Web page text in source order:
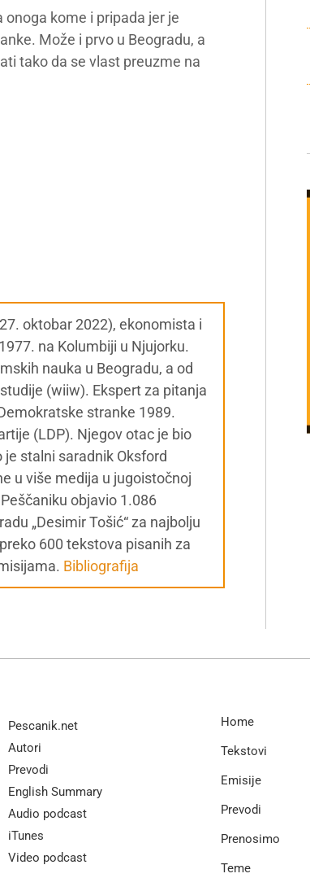
kome i pripada jer je
Može i prvo u Beogradu, a
tako da se vlast preuzme na
oktobar 2022), ekonomista i
na Kolumbiji u Njujorku.
nauka u Beogradu, a od
(wiiw). Ekspert za pitanja
stranke 1989.
(LDP). Njegov otac je bio
je stalni saradnik Oksford
u više medija u jugoistočnoj
objavio 1.086
„Desimir Tošić“ za najbolju
600 tekstova pisanih za
Bibliografija
Pescanik.net
Autori
Prevodi
English Summary
Audio podcast
iTunes
Video podcast
Home
Tekstovi
Emisije
Prevodi
Prenosimo
Teme